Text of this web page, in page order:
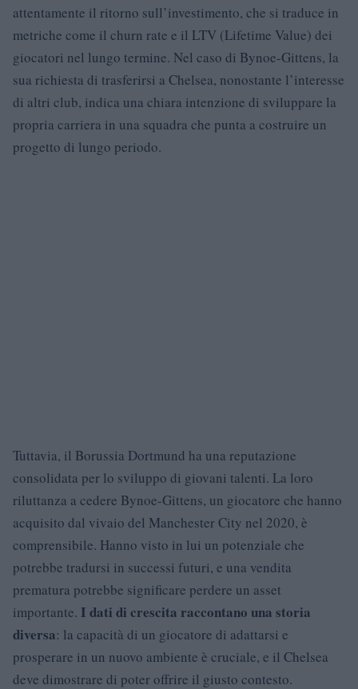
attentamente il ritorno sull’investimento, che si traduce in
metriche come il churn rate e il LTV (Lifetime Value) dei
giocatori nel lungo termine. Nel caso di Bynoe-Gittens, la
sua richiesta di trasferirsi a Chelsea, nonostante l’interesse
di altri club, indica una chiara intenzione di sviluppare la
propria carriera in una squadra che punta a costruire un
progetto di lungo periodo.
Tuttavia, il Borussia Dortmund ha una reputazione
consolidata per lo sviluppo di giovani talenti. La loro
riluttanza a cedere Bynoe-Gittens, un giocatore che hanno
acquisito dal vivaio del Manchester City nel 2020, è
comprensibile. Hanno visto in lui un potenziale che
potrebbe tradursi in successi futuri, e una vendita
prematura potrebbe significare perdere un asset
importante. I dati di crescita raccontano una storia
diversa: la capacità di un giocatore di adattarsi e
prosperare in un nuovo ambiente è cruciale, e il Chelsea
deve dimostrare di poter offrire il giusto contesto.